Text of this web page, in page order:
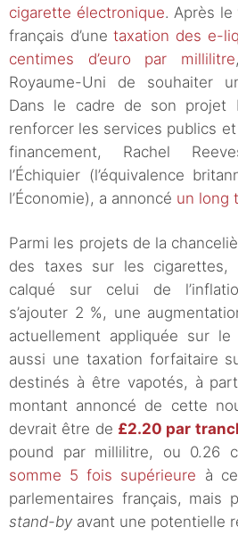
cigarette électronique. Après le
français d’unetaxation des e-
centimes d’euro par millilitre
Royaume-Uni de souhaiter
Dans le cadre de son projet
renforcer les services publics
financement, Rachel
l’Échiquier (l’équivalence
l’Économie), a annoncé un long
Parmi les projets de la
des taxes sur les
calqué sur celui de
s’ajouter 2 %, une
actuellement appliquée sur
aussi une taxation forfaitaire
destinés à être vapotés, à
montant annoncé de cette
devrait être de £2.20 par
pound par millilitre, ou 0.26
somme 5 fois supérieure à
parlementaires français, mais
stand-by avant une potentielle